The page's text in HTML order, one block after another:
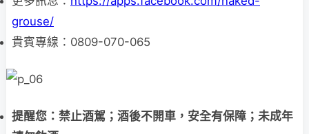
grouse/
貴賓專線：0809-070-065
提醒您：禁止酒駕；酒後不開車，安全有保障；未成年